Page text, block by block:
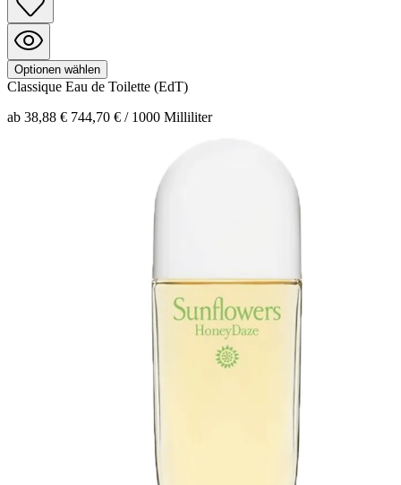
Optionen wählen
Classique Eau de Toilette (EdT)
ab 38,88 € 744,70 € / 1000 Milliliter